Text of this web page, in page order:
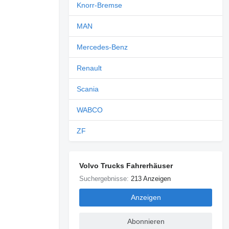
Knorr-Bremse
MAN
Mercedes-Benz
Renault
Scania
WABCO
ZF
Volvo Trucks Fahrerhäuser
Suchergebnisse: 213 Anzeigen
Anzeigen
Abonnieren